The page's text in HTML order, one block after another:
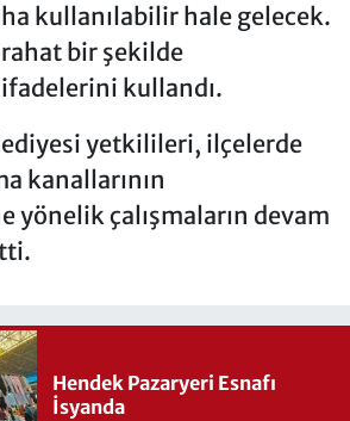
kullanılabilir hale gelecek.
rahat bir şekilde
kullandı.
yetkilileri, ilçelerde
kanallarının
yönelik çalışmaların devam
Hendek Pazaryeri Esnafı
İsyanda